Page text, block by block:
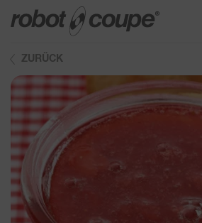
ZURÜCK
Zur Auswahlhilfe